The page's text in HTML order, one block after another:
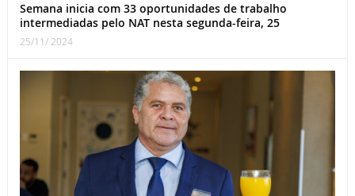
Semana inicia com 33 oportunidades de trabalho
intermediadas pelo NAT nesta segunda-feira, 25
25/11/ 2024